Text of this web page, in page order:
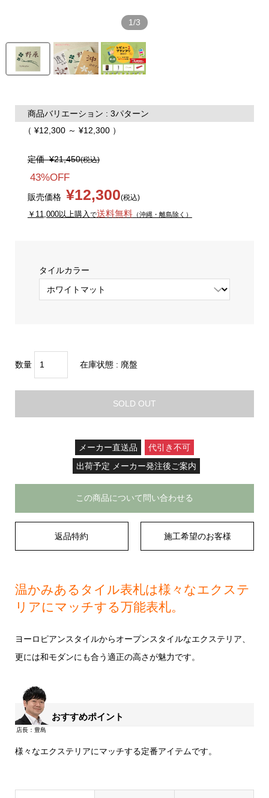
1/3
商品バリエーション : 3パターン
（ ¥12,300 ～ ¥12,300 ）
定価¥21,450(税込)
43%OFF
販売価格 ¥12,300(税込)
￥11,000以上購入 で送料無料（沖縄・離島除く）
タイルカラー
数量 在庫状態 : 廃盤
SOLD OUT
メーカー直送品
代引き不可
出荷予定 メーカー発注後ご案内
この商品について問い合わせる
返品特約 施工希望のお客様
温かみあるタイル表札は様々なエクステ
リアにマッチする万能表札。
ヨーロピアンスタイルからオープンスタイルなエクステリア、
更には和モダンにも合う適正の高さが魅力です。
おすすめポイント
様々なエクステリアにマッチする定番アイテムです。